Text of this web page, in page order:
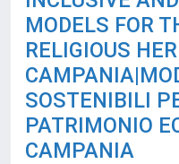
MODELS FOR
RELIGIOUS
SOSTENIBILI
PATRIMONIO
CAMPANIA